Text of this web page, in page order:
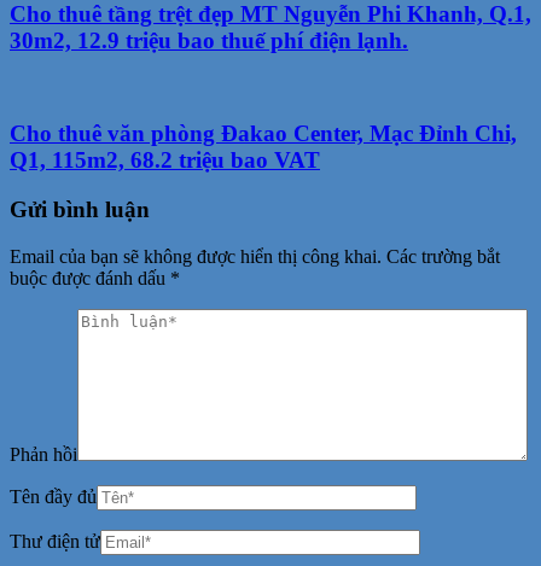
Cho thuê tầng trệt đẹp MT Nguyễn Phi Khanh, Q.1,
30m2, 12.9 triệu bao thuế phí điện lạnh.
Cho thuê văn phòng Đakao Center, Mạc Đỉnh Chi,
Q1, 115m2, 68.2 triệu bao VAT
Gửi bình luận
Email của bạn sẽ không được hiển thị công khai. Các trường bắt
buộc được đánh dấu *
Phản hồi
Tên đầy đủ
Thư điện tử